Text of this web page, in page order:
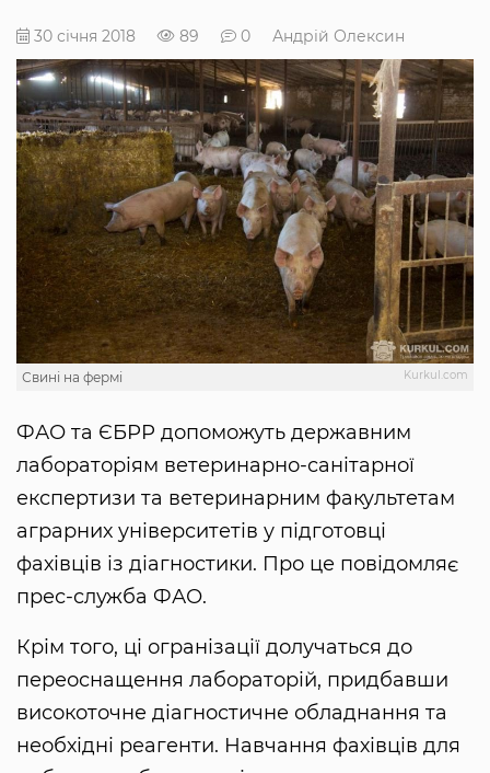
30 січня 2018 89 0 Андрій Олексин
Kurkul.com
Свині на фермі
ФАО та ЄБРР допоможуть державним
лабораторіям ветеринарно-санітарної
експертизи та ветеринарним факультетам
аграрних університетів у підготовці
фахівців із діагностики. Про це повідомляє
прес-служба ФАО.
Крім того, ці огранізації долучаться до
переоснащення лабораторій, придбавши
високоточне діагностичне обладнання та
необхідні реагенти. Навчання фахівців для